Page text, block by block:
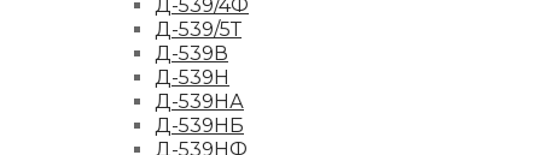
Д-539/4Ф
Д-539/5Т
Д-539В
Д-539Н
Д-539НА
Д-539НБ
Д-539НФ